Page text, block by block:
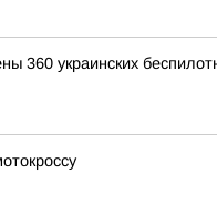
360 украинских